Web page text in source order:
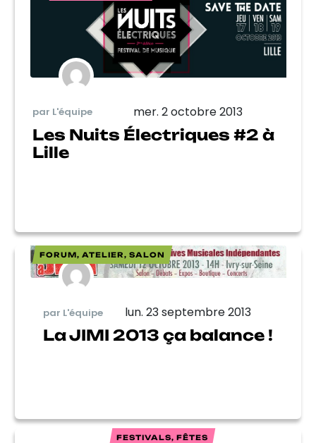
par L'équipe mer. 2 octobre 2013
Les Nuits Électriques #2 à
Lille
FORUM, ATELIER, SALON
par L'équipe lun. 23 septembre 2013
La JIMI 2013 ça balance !
FESTIVALS, FÊTES